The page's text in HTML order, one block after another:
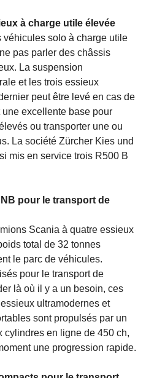
à charge utile élevée
véhicules solo à charge utile
pas parler des châssis
La suspension
et les trois essieux
peut être levé en cas de
excellente base pour
ou transporter une ou
La société Zürcher Kies und
mis en service trois R500 B
NB pour le transport de
Scania à quatre essieux
total de 32 tonnes
le parc de véhicules.
pour le transport de
là où il y a un besoin, ces
ultramodernes et
sont propulsés par un
cylindres en ligne de 450 ch,
une progression rapide.